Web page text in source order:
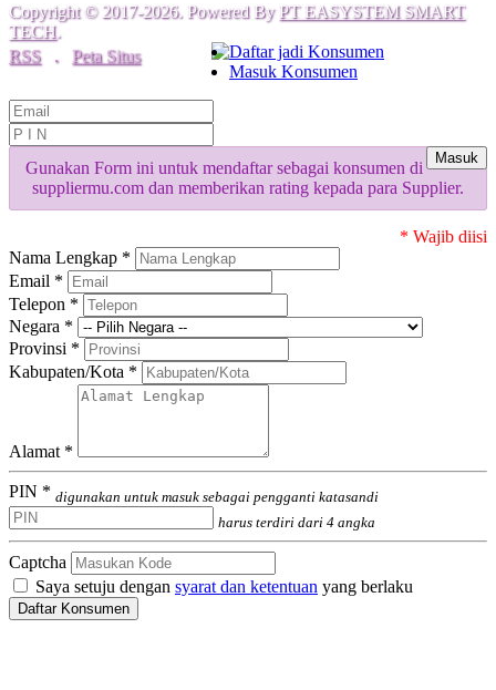
Copyright © 2017-2026. Powered By PT EASYSTEM SMART
TECH.
RSS
. Peta Situs
Daftar jadi Konsumen
Masuk Konsumen
Masuk
Gunakan Form ini untuk mendaftar sebagai konsumen di
suppliermu.com dan memberikan rating kepada para Supplier.
* Wajib diisi
Nama Lengkap *
Email *
Telepon *
Negara *
Provinsi *
Kabupaten/Kota *
Alamat *
PIN * digunakan untuk masuk sebagai pengganti katasandi
harus terdiri dari 4 angka
Captcha
Saya setuju dengan syarat dan ketentuan yang berlaku
Daftar Konsumen